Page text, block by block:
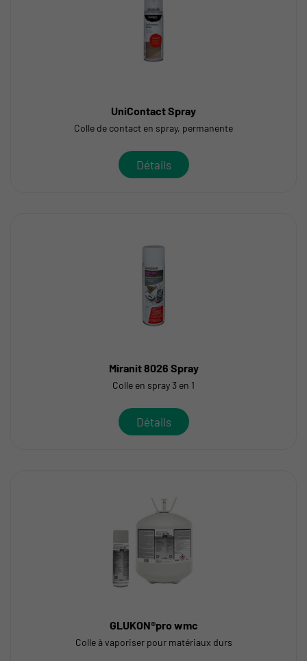
UniContact Spray
Colle de contact en spray, permanente
Détails
Miranit 8026 Spray
Colle en spray 3 en 1
Détails
GLUKON®pro wmc
Colle à vaporiser pour matériaux durs